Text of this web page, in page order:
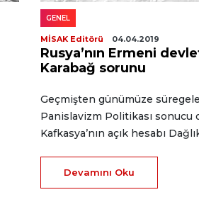
GENEL
MİSAK Editörü 04.04.2019
Rusya’nın Ermeni
Karabağ sorunu
Geçmişten günümüze
Panislavizm Politikası sonucu
Kafkasya’nın açık hesabı
Devamını Oku